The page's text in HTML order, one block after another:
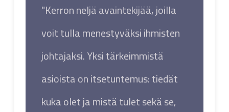
"Kerron neljä avaintekijää, joilla
voit tulla menestyväksi ihmisten
johtajaksi. Yksi tärkeimmistä
asioista on itsetuntemus: tiedät
kuka olet ja mistä tulet sekä se,